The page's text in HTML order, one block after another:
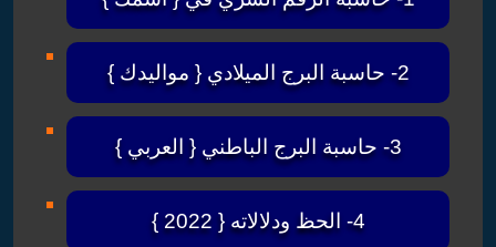
2- حاسبة البرج الميلادي { مواليدك }
3- حاسبة البرج الباطني { العربي }
4- الحظ ودلالاته { 2022 }